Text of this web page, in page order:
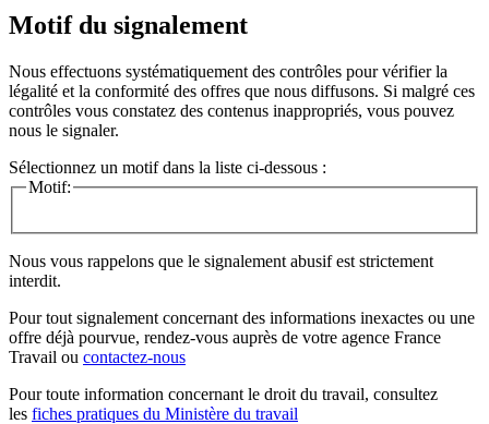
Motif du signalement
Nous effectuons systématiquement des contrôles pour vérifier la
légalité et la conformité des offres que nous diffusons. Si malgré ces
contrôles vous constatez des contenus inappropriés, vous pouvez
nous le signaler.
Sélectionnez un motif dans la liste ci-dessous :
Motif:
Nous vous rappelons que le signalement abusif est strictement
interdit.
Pour tout signalement concernant des informations inexactes ou une
offre déjà pourvue, rendez-vous auprès de votre agence France
Travail ou contactez-nous
Pour toute information concernant le droit du travail, consultez
les fiches pratiques du Ministère du travail